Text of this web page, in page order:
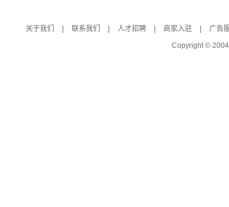
关于我们
联系我们 人才招聘 商家入驻 广告
Copyright ©